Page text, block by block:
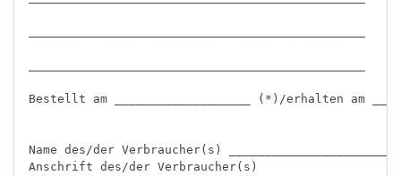
Bestellt am ___________________ (*)/erhalten am
Name des/der Verbraucher(s)
Anschrift des/der Verbraucher(s)